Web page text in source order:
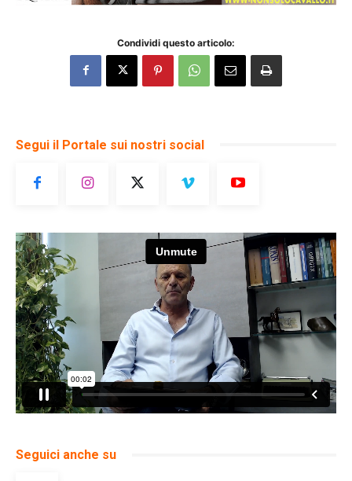
Condividi questo articolo:
Segui il Portale sui nostri social
Seguici anche su